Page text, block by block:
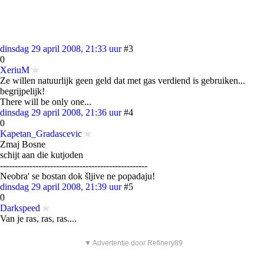
dinsdag 29 april 2008, 21:33 uur #3
0
XeriuM
Ze willen natuurlijk geen geld dat met gas verdiend is gebruiken...
begrijpelijk!
There will be only one...
dinsdag 29 april 2008, 21:36 uur #4
0
Kapetan_Gradascevic
Zmaj Bosne
schijt aan die kutjoden
--------------------------------------------------
Neobra' se bostan dok šljive ne popadaju!
dinsdag 29 april 2008, 21:39 uur #5
0
Darkspeed
Van je ras, ras, ras....
▼ Advertentie door Refinery89